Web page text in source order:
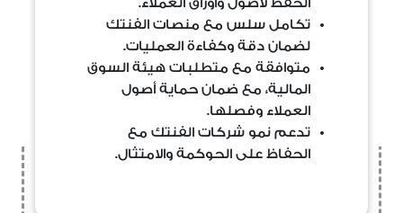
الحفظ لأصول وأوراق العملاء.
تكامل سلس مع منصات الفنتك
لضمان دقة وكفاءة العمليات.
متوافقة مع متطلبات هيئة السوق
المالية، مع ضمان حماية أصول
العملاء وفصلها.
تدعم نمو شركات الفنتك مع
الحفاظ على الحوكمة والامتثال.